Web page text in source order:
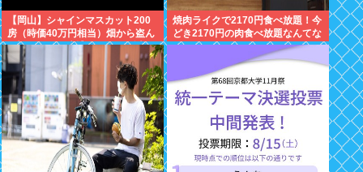
【岡山】シャインマスカット200
房（時価40万円相当）畑から盗ん
だ疑いで男を逮捕 ネットで販売
焼肉ライクで2170円食べ放題！今
どき2170円の肉食べ放題なんてな
いぞ！